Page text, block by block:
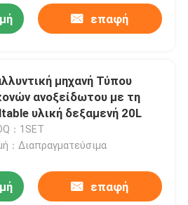
επαφή
μηχανή Τύπου
ανοξείδωτου με τη
υλική δεξαμενή 20L
：1SET
：Διαπραγματεύσιμα
επαφή